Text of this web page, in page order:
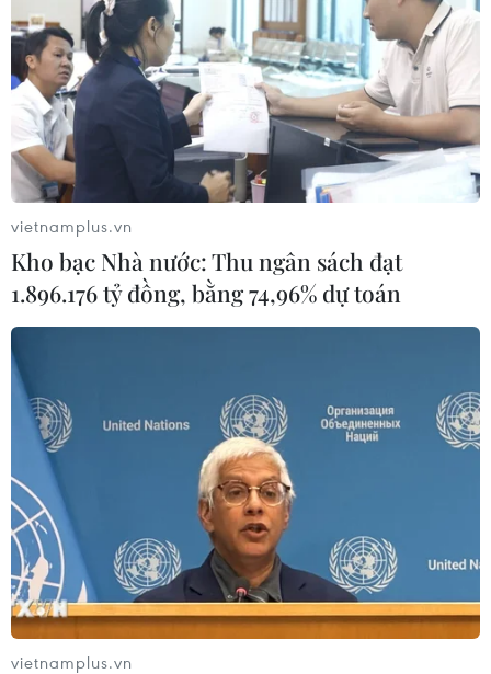
vietnamplus.vn
Kho bạc Nhà nước: Thu ngân sách đạt
1.896.176 tỷ đồng, bằng 74,96% dự toán
vietnamplus.vn